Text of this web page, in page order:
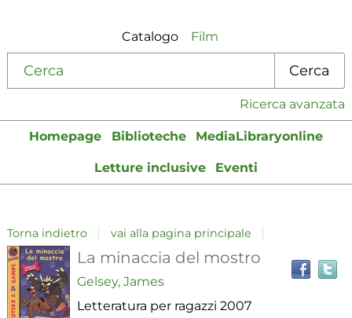
Catalogo
Film
Cerca
Ricerca avanzata
Homepage Biblioteche MediaLibraryonline
Letture inclusive Eventi
Torna indietro vai alla pagina principale
Dettaglio
del
La minaccia del mostro
Gelsey, James
Letteratura per ragazzi 2007